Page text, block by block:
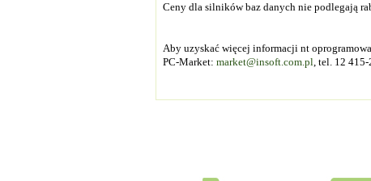
Ceny dla silników baz danych nie podlegają
Aby uzyskać więcej informacji nt
PC-Market: market@insoft.com.pl, tel. 12